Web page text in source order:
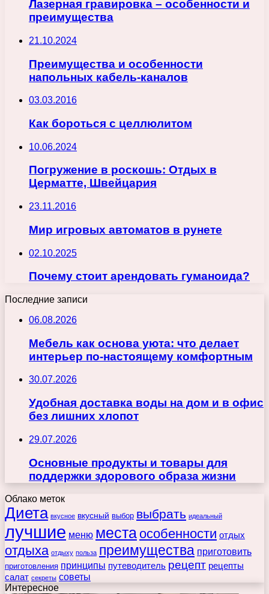
Лазерная гравировка – особенности и
преимущества
21.10.2024
Преимущества и особенности
напольных кабель-каналов
03.03.2016
Как бороться с целлюлитом
10.06.2024
Погружение в роскошь: Отдых в
Церматте, Швейцария
23.11.2016
Мир игровых автоматов в рунете
02.10.2025
Почему стоит арендовать гуманоида?
Последние записи
06.08.2026
Мебель как основа уюта: что делает
интерьер по-настоящему комфортным
30.07.2026
Удобная доставка воды на дом и в офис
без лишних хлопот
29.07.2026
Основные продукты и товары для
поддержки здорового образа жизни
Облако меток
Диета вкусное вкусный выбор выбрать идеальный
лучшие меню места особенности отдых
отдыха отдыху польза преимущества приготовить
приготовления принципы путеводитель рецепт рецепты
салат секреты советы
Интересное